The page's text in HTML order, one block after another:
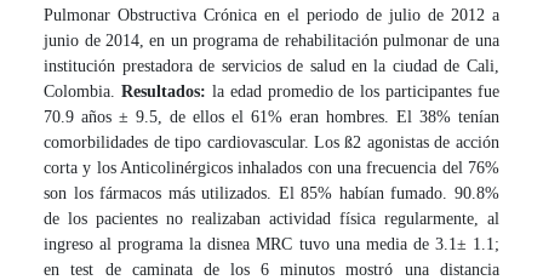
Pulmonar Obstructiva Crónica en el periodo de julio de 2012 a
junio de 2014, en un programa de rehabilitación pulmonar de una
institución prestadora de servicios de salud en la ciudad de Cali,
Colombia.Resultados: la edad promedio de los participantes fue
70.9 años ± 9.5, de ellos el 61% eran hombres. El 38% tenían
comorbilidades de tipo cardiovascular. Los ß2 agonistas de acción
corta y los Anticolinérgicos inhalados con una frecuencia del 76%
son los fármacos más utilizados. El 85% habían fumado. 90.8%
de los pacientes no realizaban actividad física regularmente, al
ingreso al programa la disnea MRC tuvo una media de 3.1± 1.1;
en test de caminata de los 6 minutos mostró una distancia